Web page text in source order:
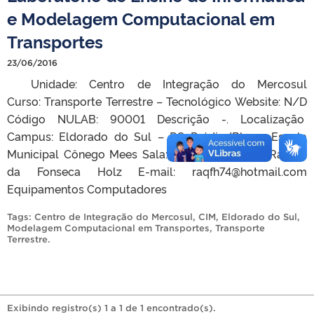
e Modelagem Computacional em
Transportes
23/06/2016
Unidade: Centro de Integração do Mercosul
Curso: Transporte Terrestre – Tecnológico Website: N/D
Código NULAB: 90001 Descrição -. Localização
Campus: Eldorado do Sul – RS Prédio/Bloco: Escola
Municipal Cônego Mees Sala: – Contato Nome: Raquel
da Fonseca Holz E-mail: raqfh74@hotmail.com
Equipamentos Computadores
Tags: Centro de Integração do Mercosul, CIM, Eldorado do Sul,
Modelagem Computacional em Transportes, Transporte
Terrestre.
Exibindo registro(s) 1 a 1 de 1 encontrado(s).